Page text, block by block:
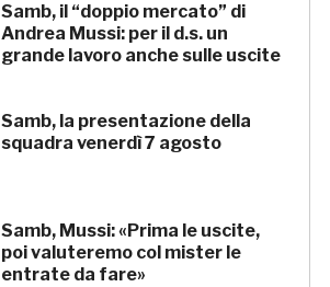
Samb, il “doppio mercato” di
Andrea Mussi: per il d.s. un
grande lavoro anche sulle uscite
Samb, la presentazione della
squadra venerdì 7 agosto
Samb, Mussi: «Prima le uscite,
poi valuteremo col mister le
entrate da fare»